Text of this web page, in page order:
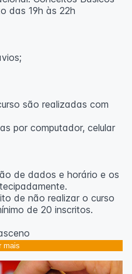
de não realizar o curso
de 20 inscritos.
das 19h às 22h
são realizadas com
por computador, celular
de dados e horário e os
de não realizar o curso
de 20 inscritos.
mais